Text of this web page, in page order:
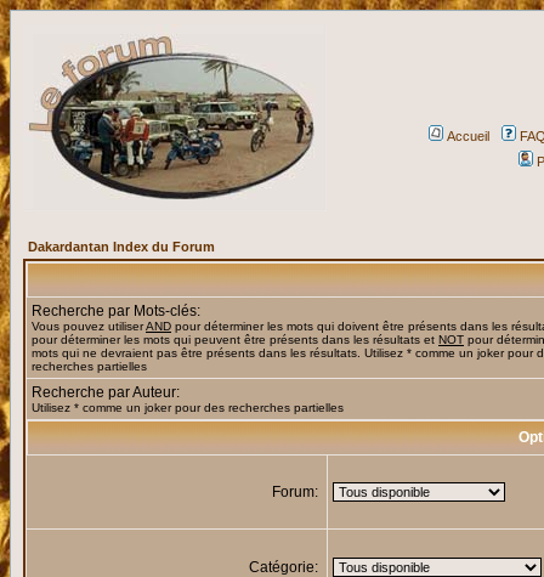
Accueil
Dakardantan Index du Forum
Recherche par Mots-clés:
Vous pouvez utiliserAND pour déterminer les mots qui doivent être présents dans les
pour déterminer les mots qui peuvent être présents dans les résultats et NOT pour
mots qui ne devraient pas être présents dans les résultats. Utilisez * comme un joker pour
recherches partielles
Recherche par Auteur:
Utilisez * comme un joker pour des recherches partielles
Forum:
Catégorie: